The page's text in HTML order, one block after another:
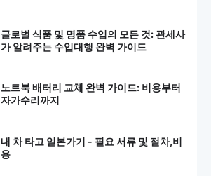
글로벌 식품 및 명품 수입의 모든 것: 관세사
가 알려주는 수입대행 완벽 가이드
노트북 배터리 교체 완벽 가이드: 비용부터
자가수리까지
내 차 타고 일본가기 - 필요 서류 및 절차,비
용